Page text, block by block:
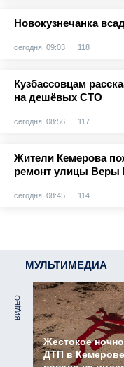
Новокузнечанка
сегодня, 09:03 118
Кузбассовцам
на дешёвых СТО
сегодня, 08:56 117
Жители Кемерова
ремонт улицы
сегодня, 08:45 114
МУЛЬТИМЕДИА
ВИДЕО
Жестокое
ДТП в Кемерове